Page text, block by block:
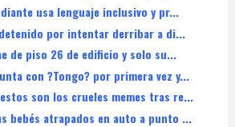
usa lenguaje inclusivo y pr...
por intentar derribar a di...
de piso 26 de edificio y solo su...
con ?Tongo? por primera vez y...
son los crueles memes tras re...
bebés atrapados en auto a punto ...